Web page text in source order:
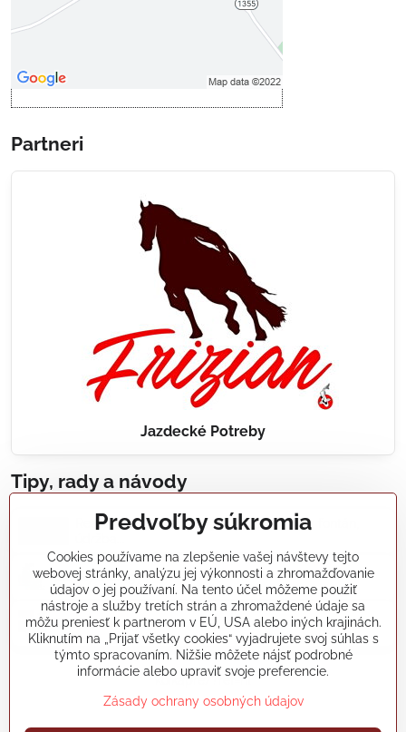
Povoliť a zapamätať - súhlas s
Partneri
Jazdecké Potreby
Tipy, rady a návody
Realizácie záhradných jazierok, bazénov, fontán,
Články a blogy
Rady a návody
koikapre/?ref=hl
Predvoľby súkromia
Cookies používame na zlepšenie vašej návštevy tejto
webovej stránky, analýzu jej výkonnosti a zhromažďovanie
údajov o jej používaní. Na tento účel môžeme použiť
nástroje a služby tretích strán a zhromaždené údaje sa
môžu preniesť k partnerom v EÚ, USA alebo iných krajinách.
Kliknutím na „Prijať všetky cookies“ vyjadrujete svoj súhlas s
týmto spracovaním. Nižšie môžete nájsť podrobné
informácie alebo upraviť svoje preferencie.
Zásady ochrany osobných údajov